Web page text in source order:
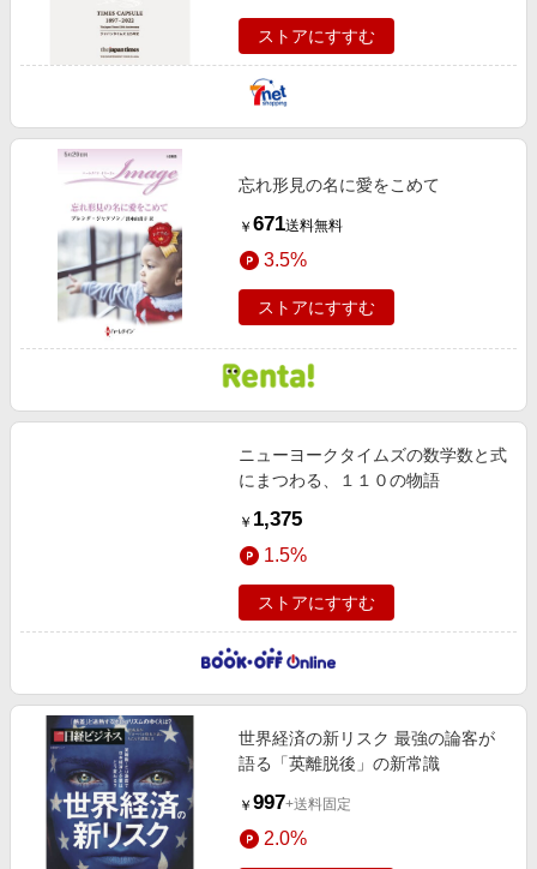
ストアにすすむ
忘れ形見の名に愛をこめて
￥ 671送料無料
3.5%
ストアにすすむ
ニューヨークタイムズの数学数と式
にまつわる、１１０の物語
￥ 1,375
1.5%
ストアにすすむ
世界経済の新リスク 最強の論客が
語る「英離脱後」の新常識
￥ 997+送料固定
2.0%